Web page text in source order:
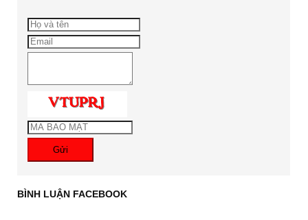
Gửi
BÌNH LUẬN FACEBOOK